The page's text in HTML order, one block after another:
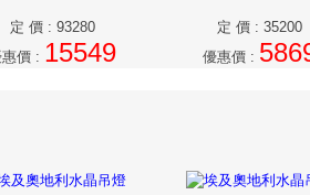
定 價: 93280
價 : 15549
定 價 : 35200
優惠價 :